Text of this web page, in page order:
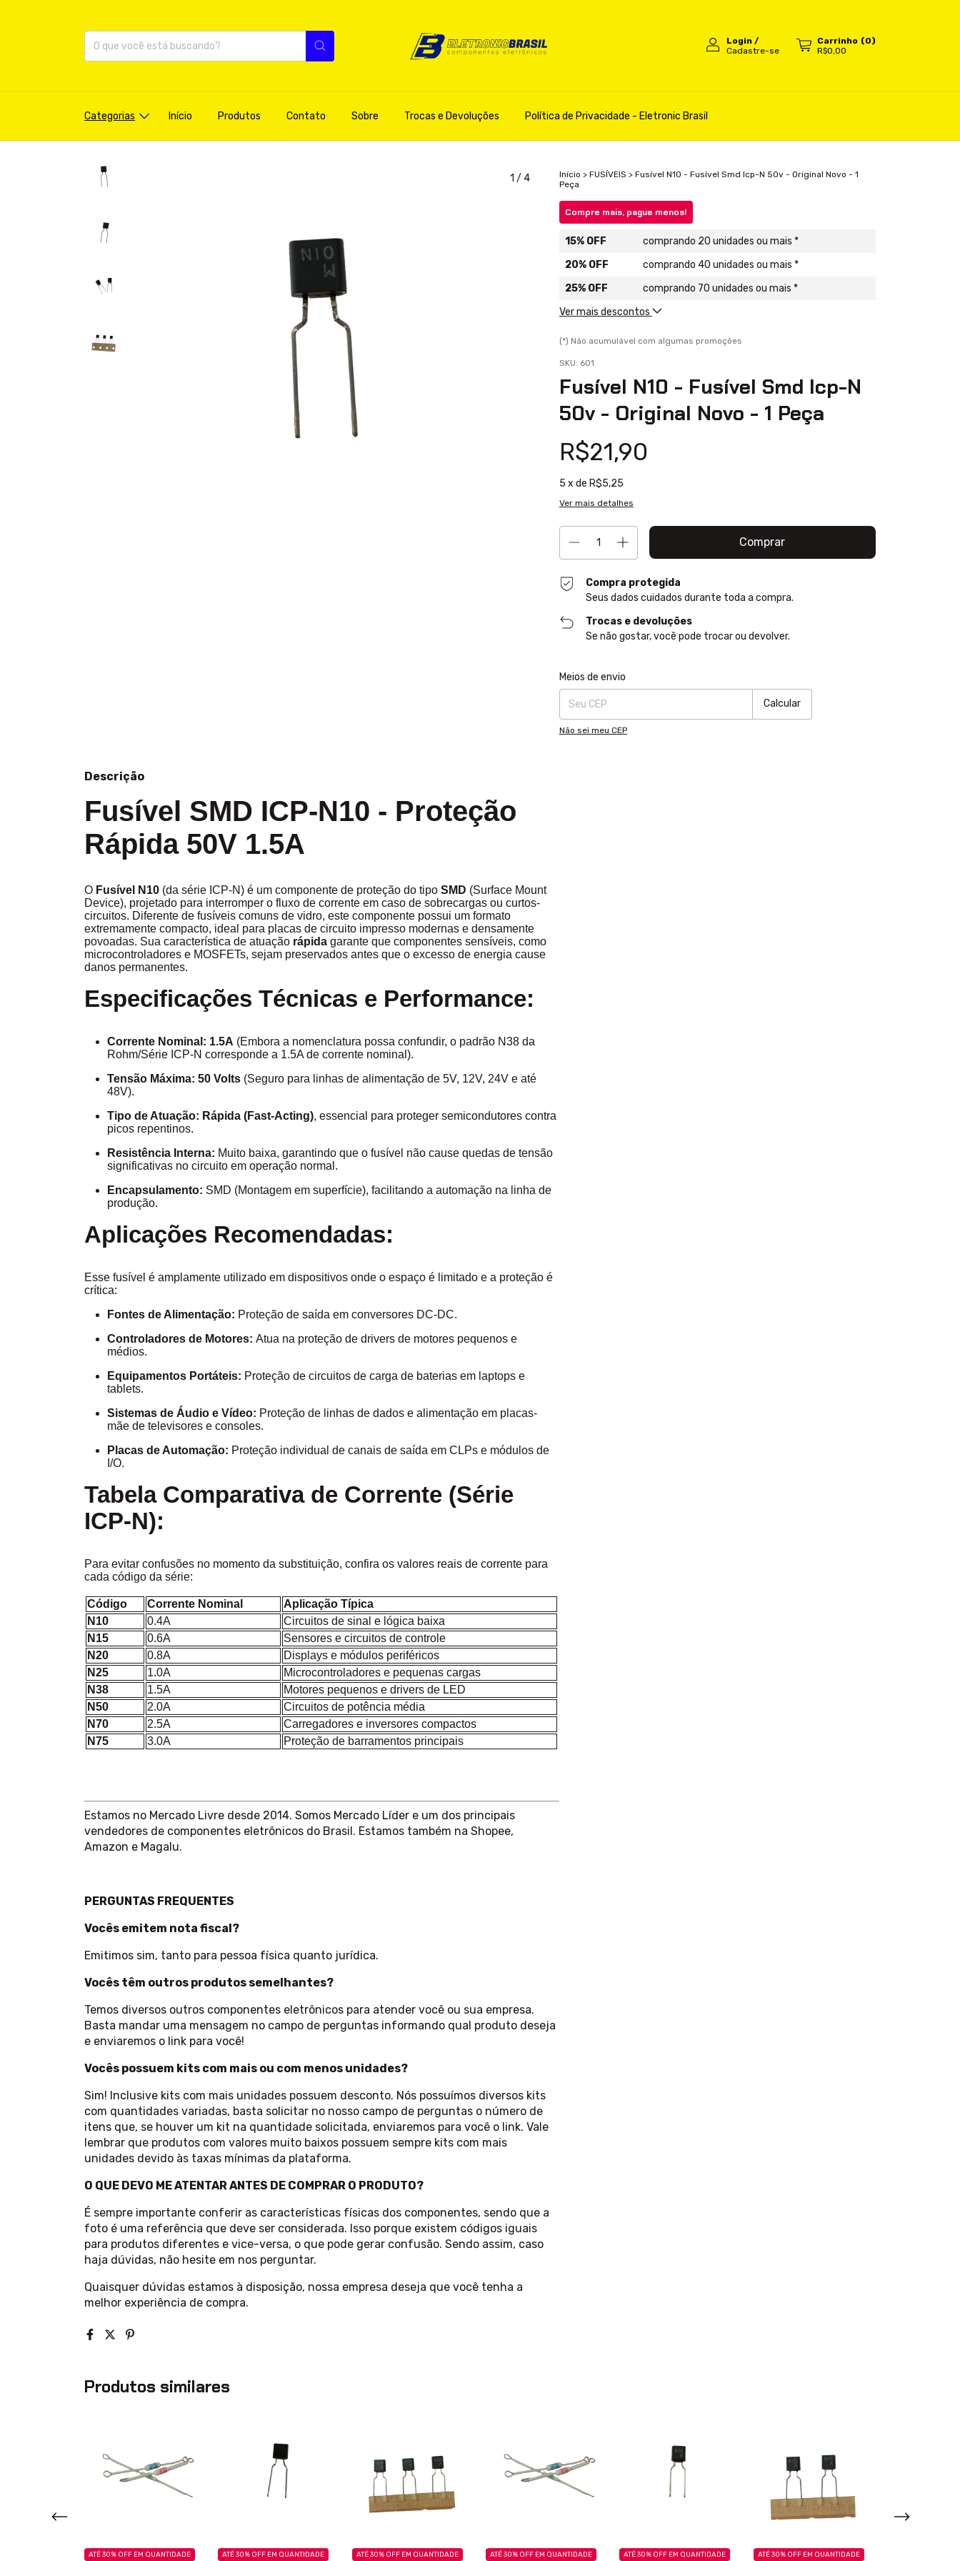
Login/
Cadastre-se
Carrinho (0)
R$0,00
Categorias Início Produtos Contato Sobre Trocas e Devoluções Política de Privacidade - Eletronic Brasil
1 / 4 Início > FUSÍVEIS > Fusível N10 - Fusível Smd Icp-N 50v - Original Novo - 1
Peça
Compre mais, pague menos!
15% OFF
comprando 20 unidades ou mais *
20% OFF
comprando 40 unidades ou mais *
25% OFF
comprando 70 unidades ou mais *
Ver mais descontos
(*) Não acumulável com algumas promoções
SKU: 601
Fusível N10 - Fusível Smd Icp-N
50v - Original Novo - 1 Peça
R$21,90
5 x de R$5,25
Ver mais detalhes
Compra protegida
Seus dados cuidados durante toda a compra.
Trocas e devoluções
Se não gostar, você pode trocar ou devolver.
Entregas para o CEP:
Meios de envio
Calcular
Não sei meu CEP
Descrição
Fusível SMD ICP-N10 - Proteção
Rápida 50V 1.5A
O Fusível N10 (da série ICP-N) é um componente de proteção do tipo SMD (Surface Mount
Device), projetado para interromper o fluxo de corrente em caso de sobrecargas ou curtos-
circuitos. Diferente de fusíveis comuns de vidro, este componente possui um formato
extremamente compacto, ideal para placas de circuito impresso modernas e densamente
povoadas. Sua característica de atuação rápida garante que componentes sensíveis, como
microcontroladores e MOSFETs, sejam preservados antes que o excesso de energia cause
danos permanentes.
Especificações Técnicas e Performance:
Corrente Nominal: 1.5A (Embora a nomenclatura possa confundir, o padrão N38 da
Rohm/Série ICP-N corresponde a 1.5A de corrente nominal).
Tensão Máxima: 50 Volts (Seguro para linhas de alimentação de 5V, 12V, 24V e até
48V).
Tipo de Atuação: Rápida (Fast-Acting), essencial para proteger semicondutores contra
picos repentinos.
Resistência Interna: Muito baixa, garantindo que o fusível não cause quedas de tensão
significativas no circuito em operação normal.
Encapsulamento: SMD (Montagem em superfície), facilitando a automação na linha de
produção.
Aplicações Recomendadas:
Esse fusível é amplamente utilizado em dispositivos onde o espaço é limitado e a proteção é
crítica:
Fontes de Alimentação: Proteção de saída em conversores DC-DC.
Controladores de Motores: Atua na proteção de drivers de motores pequenos e
médios.
Equipamentos Portáteis: Proteção de circuitos de carga de baterias em laptops e
tablets.
Sistemas de Áudio e Vídeo: Proteção de linhas de dados e alimentação em placas-
mãe de televisores e consoles.
Placas de Automação: Proteção individual de canais de saída em CLPs e módulos de
I/O.
Tabela Comparativa de Corrente (Série
ICP-N):
Para evitar confusões no momento da substituição, confira os valores reais de corrente para
cada código da série:
Código Corrente Nominal
Aplicação Típica
N10
0.4A
Circuitos de sinal e lógica baixa
N15
0.6A
Sensores e circuitos de controle
N20
0.8A
Displays e módulos periféricos
N25
1.0A
Microcontroladores e pequenas cargas
N38
1.5A
Motores pequenos e drivers de LED
N50
2.0A
Circuitos de potência média
N70
2.5A
Carregadores e inversores compactos
N75
3.0A Proteção de barramentos principais
Estamos no Mercado Livre desde 2014. Somos Mercado Líder e um dos principais
vendedores de componentes eletrônicos do Brasil. Estamos também na Shopee,
Amazon e Magalu.
PERGUNTAS FREQUENTES
Vocês emitem nota fiscal?
Emitimos sim, tanto para pessoa física quanto jurídica.
Vocês têm outros produtos semelhantes?
Temos diversos outros componentes eletrônicos para atender você ou sua empresa.
Basta mandar uma mensagem no campo de perguntas informando qual produto deseja
e enviaremos o link para você!
Vocês possuem kits com mais ou com menos unidades?
Sim! Inclusive kits com mais unidades possuem desconto. Nós possuímos diversos kits
com quantidades variadas, basta solicitar no nosso campo de perguntas o número de
itens que, se houver um kit na quantidade solicitada, enviaremos para você o link. Vale
lembrar que produtos com valores muito baixos possuem sempre kits com mais
unidades devido às taxas mínimas da plataforma.
O QUE DEVO ME ATENTAR ANTES DE COMPRAR O PRODUTO?
É sempre importante conferir as características físicas dos componentes, sendo que a
foto é uma referência que deve ser considerada. Isso porque existem códigos iguais
para produtos diferentes e vice-versa, o que pode gerar confusão. Sendo assim, caso
haja dúvidas, não hesite em nos perguntar.
Quaisquer dúvidas estamos à disposição, nossa empresa deseja que você tenha a
melhor experiência de compra.
Produtos similares
ATÉ 30% OFF EM QUANTIDADE ATÉ 30% OFF EM QUANTIDADE ATÉ 30% OFF EM QUANTIDADE ATÉ 30% OFF EM QUANTIDADE ATÉ 30% OFF EM QUANTIDADE ATÉ 30% OFF EM QUANTIDADE